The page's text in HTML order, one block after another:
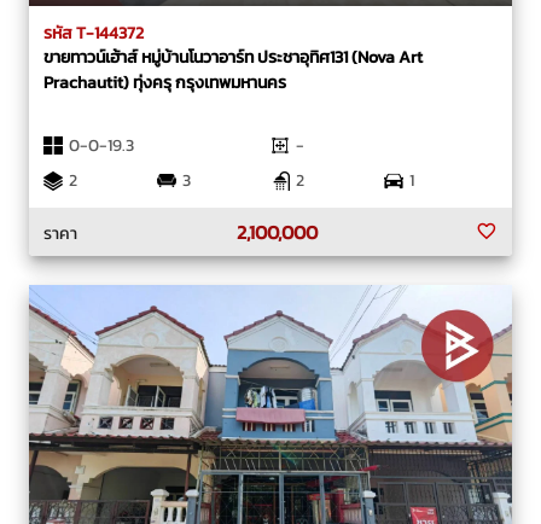
รหัส T-144372
ขายทาวน์เฮ้าส์ หมู่บ้านโนวาอาร์ท ประชาอุทิศ131 (Nova Art
Prachautit) ทุ่งครุ กรุงเทพมหานคร
0-0-19.3
-
2
3 2
1
ราคา
2,100,000